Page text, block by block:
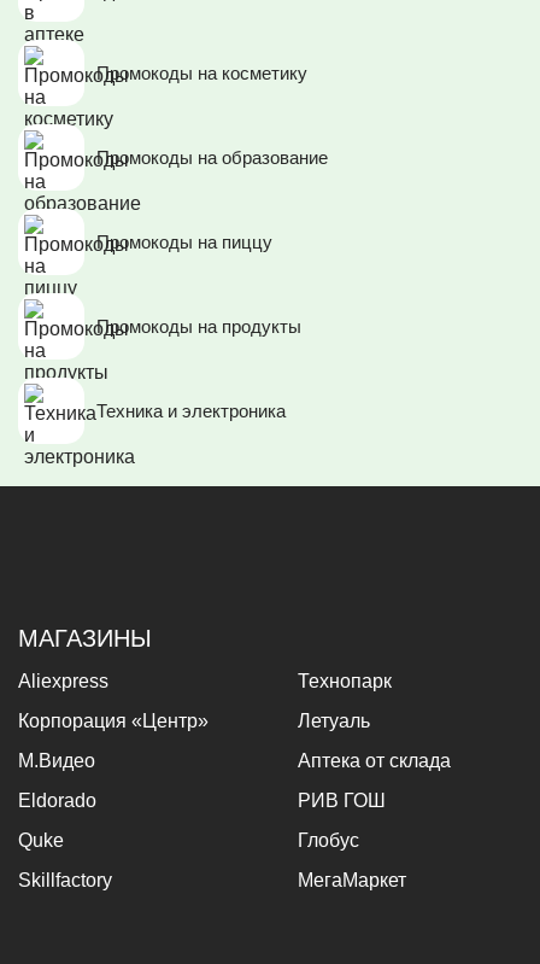
Промокоды на косметику
Промокоды на образование
Промокоды на пиццу
Промокоды на продукты
Техника и электроника
МАГАЗИНЫ
Aliexpress
Технопарк
Корпорация «Центр»
Летуаль
М.Видео
Аптека от склада
Eldorado
РИВ ГОШ
Quke
Глобус
Skillfactory
МегаМаркет